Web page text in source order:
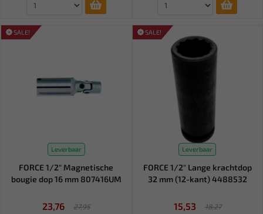
SALE!
Leverbaar
FORCE 1/2" Magnetische
bougie dop 16 mm 807416UM
23,76
27,95
SALE!
Leverbaar
FORCE 1/2" Lange krachtdop
32 mm (12-kant) 4488532
15,53
18,27